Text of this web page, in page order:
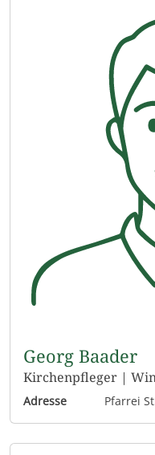
Georg Baader
Kirchenpfleger |
Adresse Pfarrei